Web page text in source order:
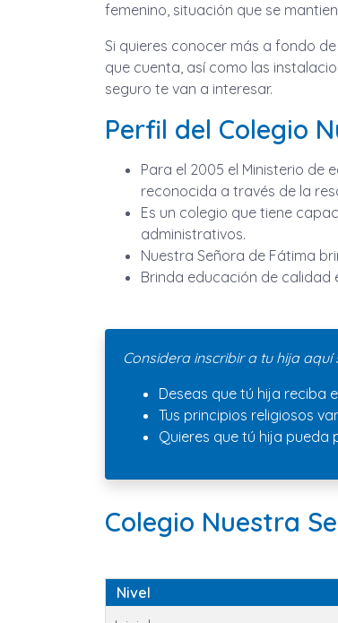
femenino, situación que se
Si quieres conocer más a fondo
que cuenta, así como las
seguro te van a interesar.
Perfil del Colegio
Para el 2005 el Ministerio
reconocida a través de la
Es un colegio que tiene
administrativos.
Nuestra Señora de Fátima
Brinda educación de calidad
Considera inscribir a tu hija aquí
Deseas que tú hija reciba
Tus principios religiosos
Quieres que tú hija
Colegio Nuestra
Nivel